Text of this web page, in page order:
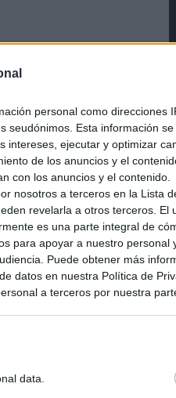
personal como direcciones
seudónimos. Esta información
intereses, ejecutar y optimizar
de los anuncios y el
con los anuncios y el contenido.
nosotros a terceros en la Lista
revelarla a otros terceros. El
es una parte integral de
para apoyar a nuestro personal
Puede obtener más
datos en nuestra Política de
a terceros por nuestra
por nosotros o en
de su información
de la IAB.
data.
en el menú pero no
y acto seguido,
de Pikachu y